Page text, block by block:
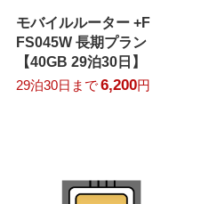
モバイルルーター +F
FS045W 長期プラン
【40GB 29泊30日】
29泊30日まで6,200円